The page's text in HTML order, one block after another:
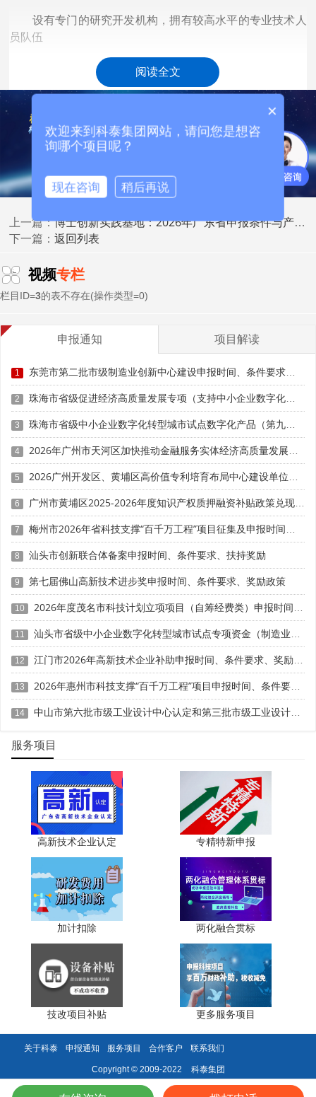
设有专门的研究开发机构，拥有较高水平的专业技术人
员队伍
有明确的博士后研究项目和博士后招收计划
能认真落实国家和省关于博士后工作的管理制度和要求
(二)流动站申报条件
流动站是指在高校或科研院所设立的专业技术职务岗
位，面向社会公开招收博士后研究人员。申报流动站应满
足：
具有博士学位授予权的一级学科
伍
管理制度健全，有专门的博士后管理机构和人员
(三)工作站申报条件
工作站是指在企业或其他单位设立的工作岗位，招收博
具有省级以上企业技术中心、工程技术研究中心等创新
平台
企业规模较大，科技研发实力强，研发费用占比较高
有明确的技术创新需求和科研项目计划
能为博士后提供科研经费和生活保障
(四)博士后创新实践基地申报条件
博士后创新实践基地是广东省创新设立的博士后工作平
台，是工作站的有益补充。申报条件包括：
属于省级以上高新技术产业开发区、经济技术开发区、
留学生创业园等区域内的单位
具有较强的研发能力，拥有自主知识产权或核心技术
有博士后研究人员需求，有明确的研发项目
有固定场所，能为博士后提供必要的工作和生活条件
三、2026年申报攻略与材料准备
(一)申报材料清单
申报博士工作站需提交以下材料：
《广东省博士后工作站(流动站)设站申请表》
单位营业执照或法人证书复印件
单位基本情况介绍(含研发机构设置、人员队伍、科研条
近三年财务审计报告或财务报表
博士后研究项目计划书
博士后管理制度和工作人员名单
阅读全文
上一篇：博士创新实践基地：2026年广东省申报条件与产学研合作路径
下一篇：返回列表
视频专栏
栏目ID=3的表不存在(操作类型=0)
申报通知 项目解读
1 东莞市第二批市级制造业创新中心建设申报时间、条件要求、扶持奖励
2 珠海市省级促进经济高质量发展专项（支持中小企业数字化转型）“小快轻准”数字化转型项目（第十一批）入库储备申报时间、条件要求、补助奖励
3 珠海市省级中小企业数字化转型城市试点数字化产品（第九批）征集申报时间、条件要求
4 2026年广州市天河区加快推动金融服务实体经济高质量发展（支持企业利用知识产权融资）政策兑现申报时间、条件要求、扶持奖励
5 2026广州开发区、黄埔区高价值专利培育布局中心建设单位申报时间、条件要求、扶持奖励
6 广州市黄埔区2025-2026年度知识产权质押融资补贴政策兑现申报时间、条件要求、资助奖励
7 梅州市2026年省科技支撑“百千万工程”项目征集及申报时间、条件要求、资助奖励
8 汕头市创新联合体备案申报时间、条件要求、扶持奖励
9 第七届佛山高新技术进步奖申报时间、条件要求、奖励政策
10 2026年度茂名市科技计划立项项目（自筹经费类）申报时间、条件要求
11 汕头市省级中小企业数字化转型城市试点专项资金（制造业数字化改造方向）第六批项目入库申报时间、条件要求、补助奖励
12 江门市2026年高新技术企业补助申报时间、条件要求、奖励标准
13 2026年惠州市科技支撑“百千万工程”项目申报时间、条件要求、资助奖励
14 中山市第六批市级工业设计中心认定和第三批市级工业设计中心复核申报时间、条件要求、扶持奖励
服务项目
高新技术企业认定 专精特新申报
加计扣除 两化融合贯标
技改项目补贴 更多服务项目
关于科泰 申报通知 服务项目 合作客户 联系我们
Copyright © 2009-2022 科泰集团
×
欢迎来到科泰集团网站，请问您是想咨
询哪个项目呢？
现在咨询 稍后再说